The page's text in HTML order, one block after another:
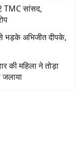
TMC सांसद,
से भड़के अभिजीत दीपके,
की महिला ने तोड़ा